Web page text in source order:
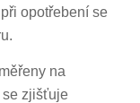
opotřebení se
na
se zjišťuje